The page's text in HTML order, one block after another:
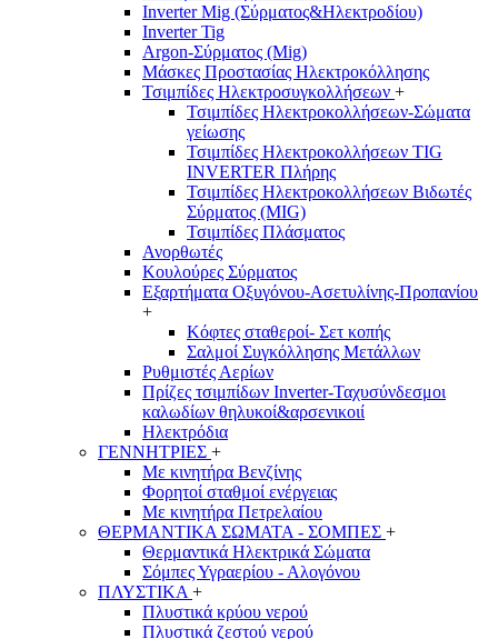
Inverter Mig (Σύρματος&Ηλεκτροδίου)
Inverter Tig
Argon-Σύρματος (Mig)
Μάσκες Προστασίας Ηλεκτροκόλλησης
Τσιμπίδες Ηλεκτροσυγκολλήσεων +
Τσιμπίδες Ηλεκτροκολλήσεων-Σώματα
γείωσης
Τσιμπίδες Ηλεκτροκολλήσεων TIG
INVERTER Πλήρης
Τσιμπίδες Ηλεκτροκολλήσεων Βιδωτές
Σύρματος (MIG)
Τσιμπίδες Πλάσματος
Ανορθωτές
Κουλούρες Σύρματος
Εξαρτήματα Οξυγόνου-Ασετυλίνης-Προπανίου
+
Κόφτες σταθεροί- Σετ κοπής
Σαλμοί Συγκόλλησης Μετάλλων
Ρυθμιστές Αερίων
Πρίζες τσιμπίδων Inverter-Ταχυσύνδεσμοι
καλωδίων θηλυκοί&αρσενικοιί
Ηλεκτρόδια
ΓΕΝΝΗΤΡΙΕΣ +
Με κινητήρα Βενζίνης
Φορητοί σταθμοί ενέργειας
Με κινητήρα Πετρελαίου
ΘΕΡΜΑΝΤΙΚΑ ΣΩΜΑΤΑ - ΣΟΜΠΕΣ +
Θερμαντικά Ηλεκτρικά Σώματα
Σόμπες Υγραερίου - Αλογόνου
ΠΛΥΣΤΙΚΑ +
Πλυστικά κρύου νερού
Πλυστικά ζεστού νερού